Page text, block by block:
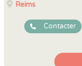
Reims
Contacter